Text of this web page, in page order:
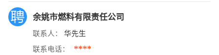
余姚市燃料有限责任公司
联系人： 华先生
联系电话： ****